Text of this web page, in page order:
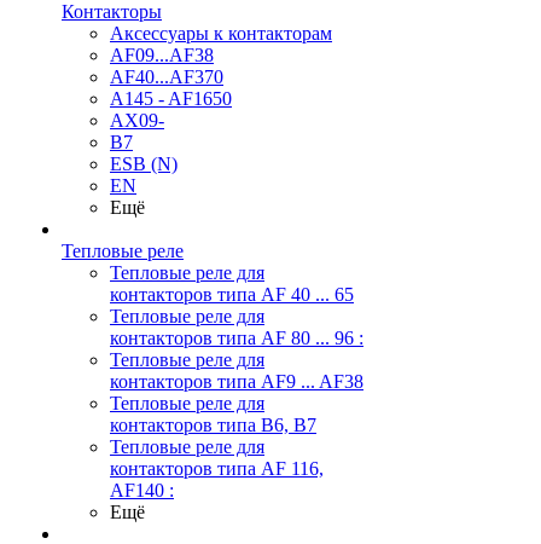
Контакторы
Аксессуары к контакторам
AF09...AF38
AF40...AF370
A145 - AF1650
AX09-
B7
ESB (N)
EN
Ещё
Тепловые реле
Тепловые реле для
контакторов типа AF 40 ... 65
Тепловые реле для
контакторов типа AF 80 ... 96 :
Тепловые реле для
контакторов типа AF9 ... AF38
Тепловые реле для
контакторов типа В6, В7
Тепловые реле для
контакторов типа AF 116,
AF140 :
Ещё